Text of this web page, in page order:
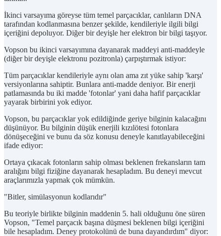
İkinci varsayıma göreyse tüm temel parçacıklar, canlıların DNA
tarafından kodlanmasına benzer şekilde, kendileriyle ilgili bilgi
içeriğini depoluyor. Diğer bir deyişle her elektron bir bilgi taşıyor.
Vopson bu ikinci varsayımına dayanarak maddeyi anti-maddeyle
(diğer bir deyişle elektronu pozitronla) çarpıştırmak istiyor:
Tüm parçacıklar kendileriyle aynı olan ama zıt yüke sahip 'karşı'
versiyonlarına sahiptir. Bunlara anti-madde deniyor. Bir enerji
patlamasında bu iki madde 'fotonlar' yani daha hafif parçacıklar
yayarak birbirini yok ediyor.
Vopson, bu parçacıklar yok edildiğinde geriye bilginin kalacağını
düşünüyor. Bu bilginin düşük enerjili kızılötesi fotonlara
dönüşeceğini ve bunu da söz konusu deneyle kanıtlayabileceğini
ifade ediyor:
Ortaya çıkacak fotonların sahip olması beklenen frekansların tam
aralığını bilgi fiziğine dayanarak hesapladım. Bu deneyi mevcut
araçlarımızla yapmak çok mümkün.
"Bitler, simülasyonun kodlarıdır"
Bu teoriyle birlikte bilginin maddenin 5. hali olduğunu öne süren
Vopson, "Temel parçacık başına düşmesi beklenen bilgi içeriğini
bile hesapladım. Deney protokolünü de buna dayandırdım" diyor: